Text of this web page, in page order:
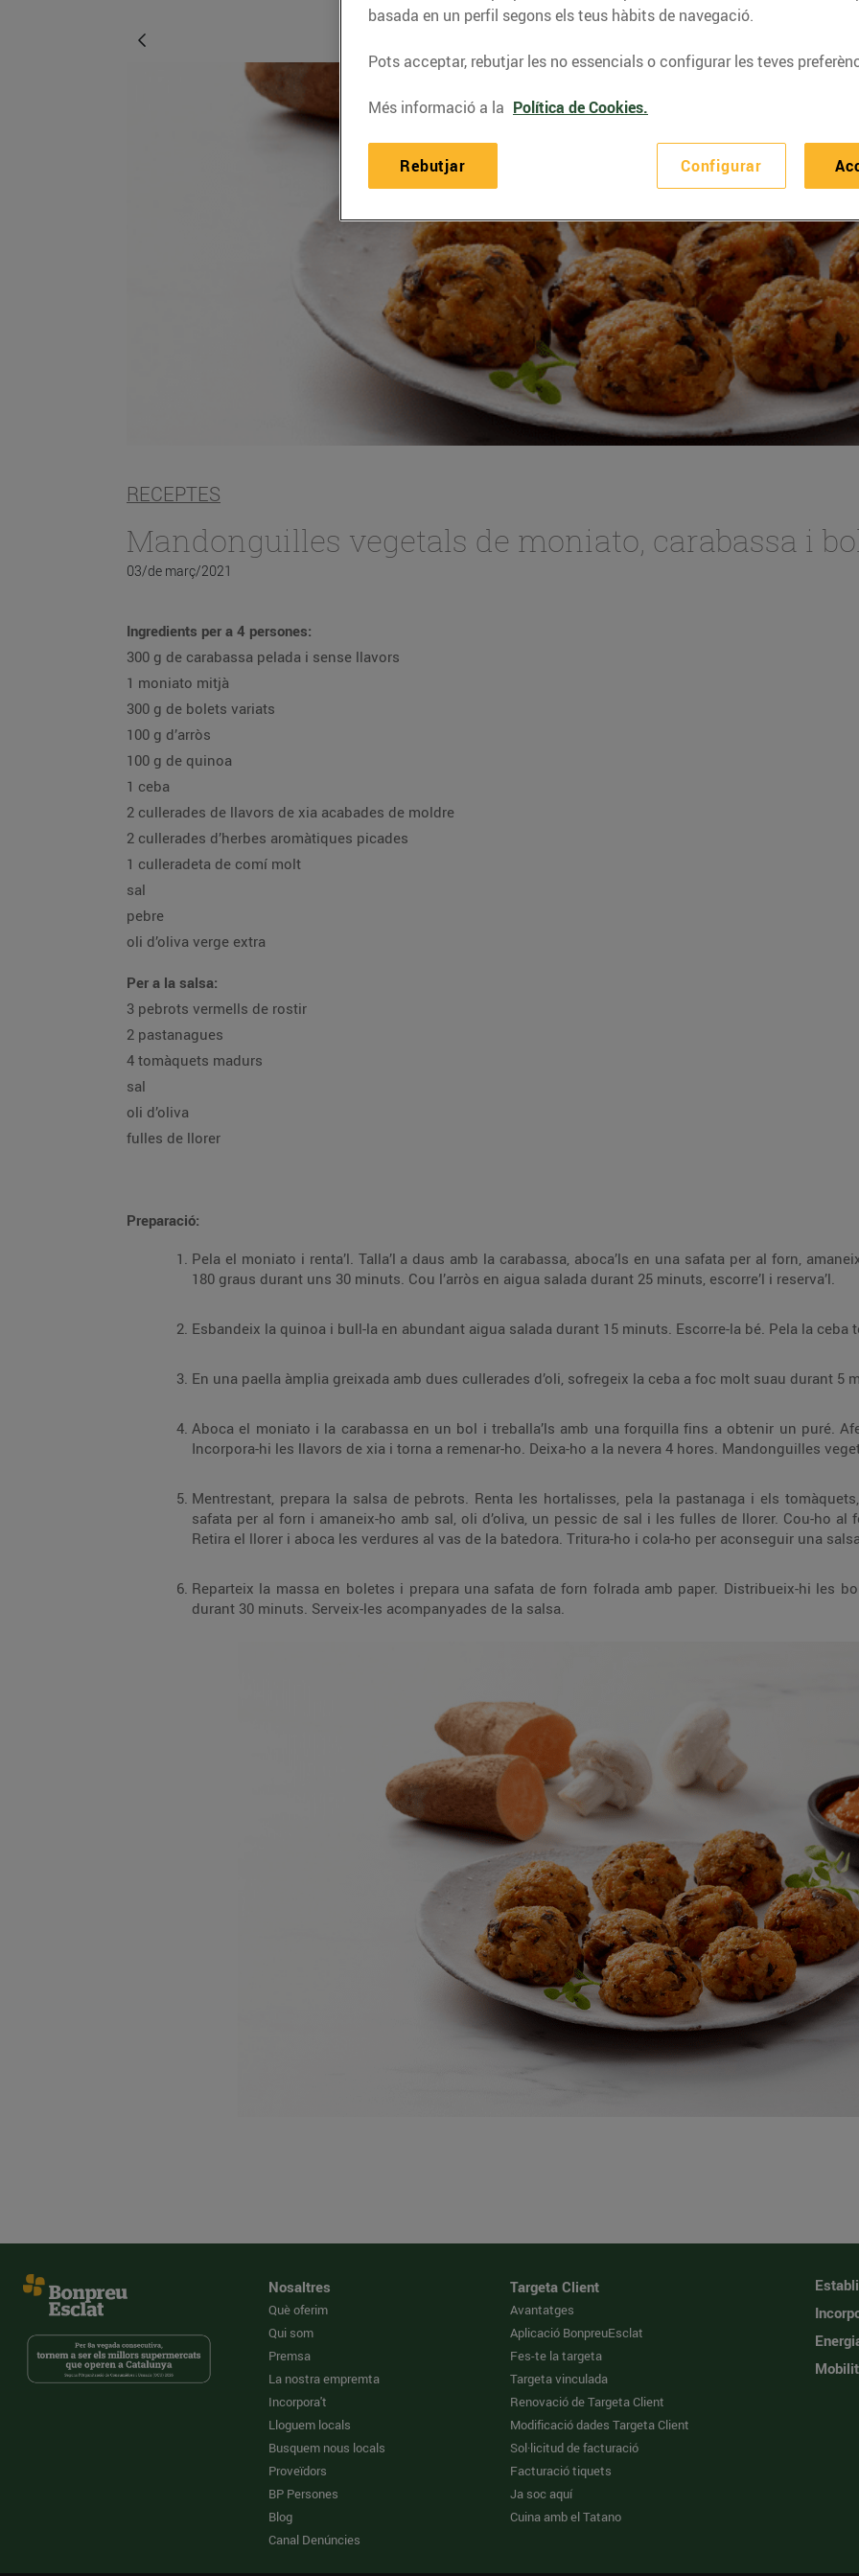
RECEPTES
Mandonguilles vegetals de moniato, carabassa i
03/de març/2021
Ingredients per a 4 persones:
300 g de carabassa pelada i sense llavors
1 moniato mitjà
300 g de bolets variats
100 g d’arròs
100 g de quinoa
1 ceba
2 cullerades de llavors de xia acabades de moldre
2 cullerades d’herbes aromàtiques picades
1 culleradeta de comí molt
sal
pebre
oli d’oliva verge extra
Per a la salsa:
3 pebrots vermells de rostir
2 pastanagues
4 tomàquets madurs
sal
oli d’oliva
fulles de llorer
Preparació:
Pela el moniato i renta’l. Talla’l a daus amb la carabassa, aboca’ls en una safata per al forn, amaneix-los amb un pessic de sal i oli, i rosteix-los a
180 graus durant uns 30 minuts. Cou l’arròs en aigua salada durant 25 minuts, escorre’l i reserva’l.
Aboca el moniato i la carabassa en un bol i treballa’ls amb una forquilla fins a obtenir un puré. Afegeix-hi la resta d’ingredients i remena-ho bé.
Mentrestant, prepara la salsa de pebrots. Renta les hortalisses, pela la pastanaga i els tomàquets, i talla’ls tots a trossets. Posa-ho tot en una
safata per al forn i amaneix-ho amb sal, oli d’oliva, un pessic de sal i les fulles de llorer. Cou-ho al forn preescalfat a 180 graus durant 40 minuts.
Retira el llorer i aboca les verdures al vas de la batedora. Tritura-ho i
Reparteix la massa en boletes i prepara una safata de forn folrada amb paper. Distribueix-hi les boletes i cou-les al forn preescalfat a 180 graus
durant 30 minuts. Serveix-les acompanyades de la salsa.
Nosaltres
Què oferim
Qui som
Premsa
La nostra empremta
Incorpora't
Lloguem locals
Busquem nous locals
Proveïdors
BP Persones
Blog
Canal Denúncies
Targeta Client
Avantatges
Aplicació BonpreuEsclat
Fes-te la targeta
Targeta vinculada
Renovació de Targeta Client
Modificació dades Targeta Client
Sol·licitud de facturació
Facturació tiquets
Ja soc aquí
Cuina amb el Tatano
basada en un perfil segons els teus hàbits de navegació.
Pots acceptar, rebutjar les no essencials o configurar les teves
Més informació a la Política de Cookies.
Configurar
Rebutjar